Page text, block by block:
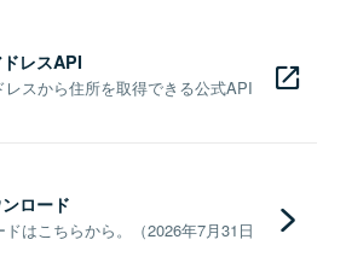
レスAPI
スから住所を取得できる公式API
ロード
はこちらから。（2026年7月31日